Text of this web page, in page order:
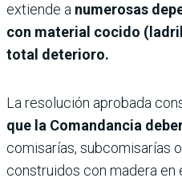
extiende a numerosas
con material cocido
total deterioro.
La resolución aprobada
que la Comandancia
comisarías, subcomisarías
construidos con madera en